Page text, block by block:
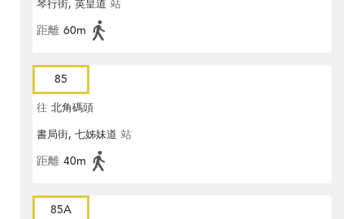
琴行街, 英皇道 站
距離 60m
85
往 北角碼頭
書局街, 七姊妹道 站
距離 40m
85A